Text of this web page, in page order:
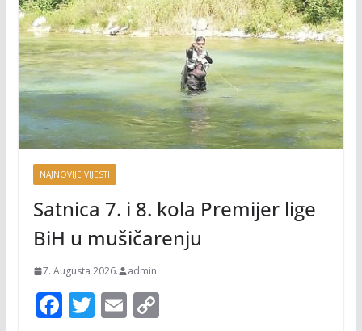
NAJNOVIJE VIJESTI
Satnica 7. i 8. kola Premijer lige
BiH u mušičarenju
7. Augusta 2026. admin
F T E C